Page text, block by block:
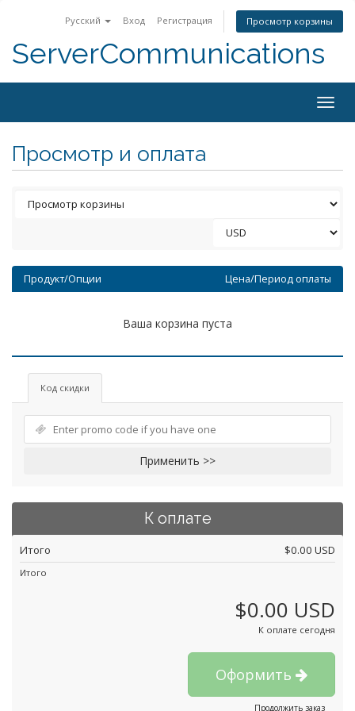
Русский Вход Регистрация Просмотр корзины
ServerCommunications
Просмотр и оплата
Продукт/Опции Цена/Период оплаты
Ваша корзина пуста
Код скидки
Применить >>
К оплате
Итого $0.00 USD
Итого
$0.00 USD
К оплате сегодня
Оформить
Продолжить заказ